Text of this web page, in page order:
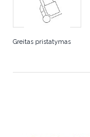
Greitas pristatymas